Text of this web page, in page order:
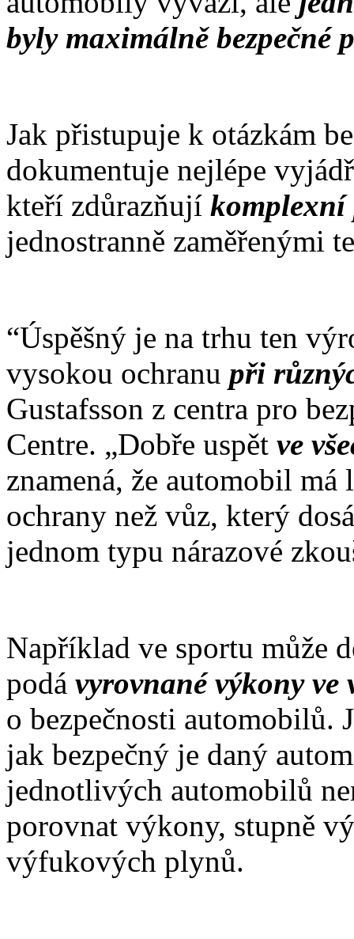
byly maximálně bezpečné
Jak přistupuje k otázkám
dokumentuje nejlépe
kteří zdůrazňují komplexní
jednostranně zaměřenými
“Úspěšný je na trhu ten
vysokou ochranu při
Gustafsson z centra pro
Centre. „Dobře uspět ve
znamená, že automobil
ochrany než vůz, který
jednom typu nárazové
Například ve sportu může
podá vyrovnané výkony
o bezpečnosti automobilů.
jak bezpečný je daný
jednotlivých automobilů
porovnat výkony, stupně
výfukových plynů.